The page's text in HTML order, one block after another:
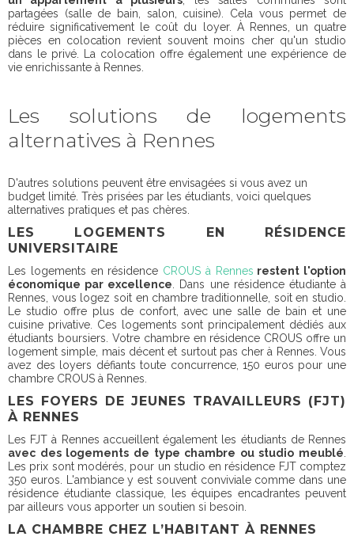
partagées (salle de bain, salon, cuisine). Cela vous permet de
réduire significativement le coût du loyer. À Rennes, un quatre
pièces en colocation revient souvent moins cher qu'un studio
dans le privé. La colocation offre également une expérience de
vie enrichissante à Rennes.
Les solutions de logements
alternatives à Rennes
D'autres solutions peuvent être envisagées si vous avez un
budget limité. Très prisées par les étudiants, voici quelques
alternatives pratiques et pas chères.
LES LOGEMENTS EN RÉSIDENCE
UNIVERSITAIRE
Les logements en résidence CROUS à Rennes restent l'option
économique par excellence . Dans une résidence étudiante à
Rennes, vous logez soit en chambre traditionnelle, soit en studio.
Le studio offre plus de confort, avec une salle de bain et une
cuisine privative. Ces logements sont principalement dédiés aux
étudiants boursiers. Votre chambre en résidence CROUS offre un
logement simple, mais décent et surtout pas cher à Rennes. Vous
avez des loyers défiants toute concurrence,150 euros pour une
chambre CROUS à Rennes
LES FOYERS DE JEUNES TRAVAILLEURS (FJT)
À RENNES
Les FJT à Rennes accueillent également les étudiants de Rennes
avec des logements de type chambre ou studio meublé
Les prix sont modérés, pour un studio en résidence FJT comptez
350 euros. L'ambiance y est souvent conviviale comme dans une
résidence étudiante classique, les équipes encadrantes peuvent
par ailleurs vous apporter un soutien si besoin.
LA CHAMBRE CHEZ L’HABITANT À RENNES